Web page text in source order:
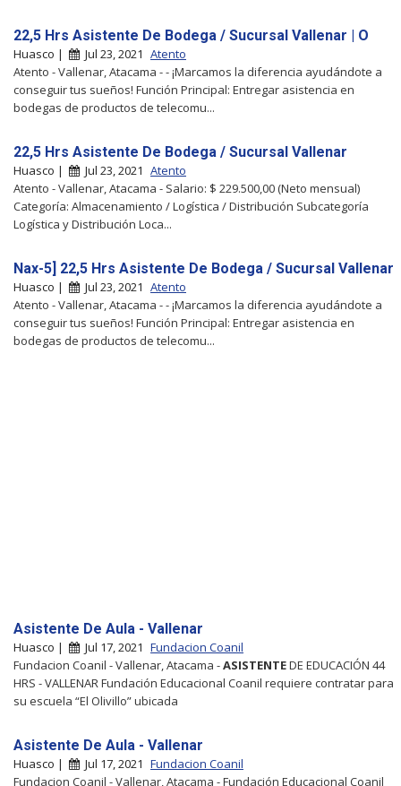
22,5 Hrs Asistente De Bodega / Sucursal Vallenar | O
Huasco | Jul 23, 2021 Atento
Atento - Vallenar, Atacama - - ¡Marcamos la diferencia ayudándote a
conseguir tus sueños! Función Principal: Entregar asistencia en
bodegas de productos de telecomu...
22,5 Hrs Asistente De Bodega / Sucursal Vallenar
Huasco | Jul 23, 2021 Atento
Atento - Vallenar, Atacama - Salario: $ 229.500,00 (Neto mensual)
Categoría: Almacenamiento / Logística / Distribución Subcategoría
Logística y Distribución Loca...
Nax-5] 22,5 Hrs Asistente De Bodega / Sucursal Vallenar
Huasco | Jul 23, 2021 Atento
Atento - Vallenar, Atacama - - ¡Marcamos la diferencia ayudándote a
conseguir tus sueños! Función Principal: Entregar asistencia en
bodegas de productos de telecomu...
Asistente De Aula - Vallenar
Huasco | Jul 17, 2021 Fundacion Coanil
Fundacion Coanil - Vallenar, Atacama -ASISTENTEDE EDUCACIÓN 44
HRS - VALLENAR Fundación Educacional Coanil requiere contratar para
su escuela “El Olivillo” ubicada
Asistente De Aula - Vallenar
Huasco | Jul 17, 2021 Fundacion Coanil
Fundacion Coanil - Vallenar, Atacama - Fundación Educacional Coanil